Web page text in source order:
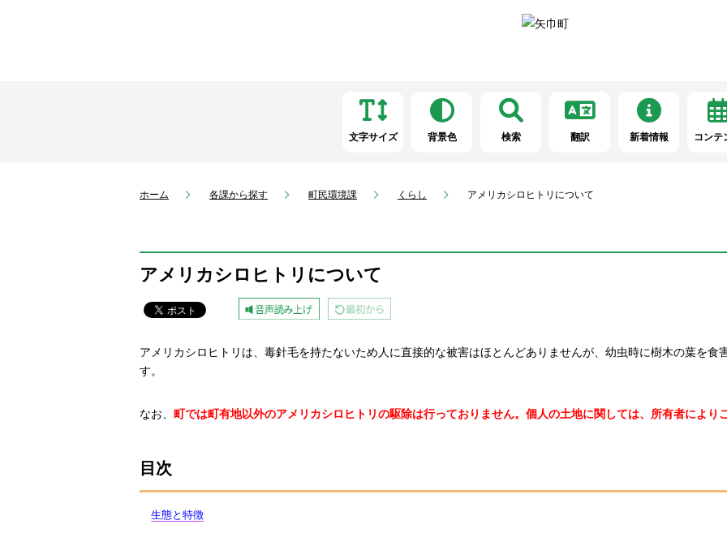
文字サイズ 背景色 検索 翻訳 新着情報 コンテ
ホーム 各課から探す 町民環境課 くらし アメリカシロヒトリについて
アメリカシロヒトリについて
アメリカシロヒトリは、毒針毛を持たないため人に直接的な被害はほとんどありませんが、幼虫時に樹木の葉を食
す。
なお、 町では町有地以外のアメリカシロヒトリの駆除は行っておりません。個人の土地に関しては、所有者により
目次
生態と特徴